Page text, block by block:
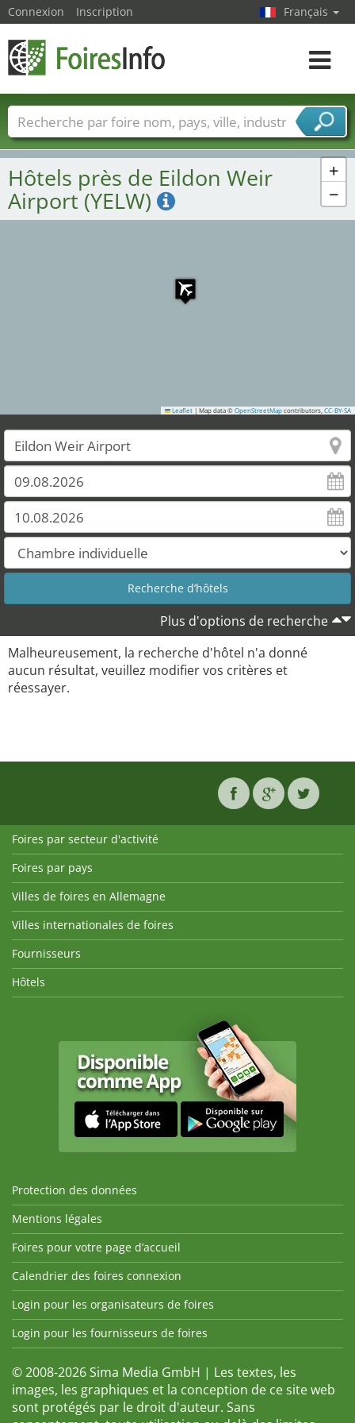
+
−
Leaflet | Map data © OpenStreetMap contributors, CC-BY-SA
Hôtels près de Eildon Weir
Airport (YELW)
Plus d'options de recherche
Malheureusement, la recherche d'hôtel n'a donné
aucun résultat, veuillez modifier vos critères et
réessayer.
Connexion Inscription Français
Toggle
Foire noms Pays Villes
Secteurs de foire
Secteurs du fournisseur de services
Foires par secteur d'activité
Foires par pays
Villes de foires en Allemagne
Villes internationales de foires
Fournisseurs
Hôtels
Protection des données
Mentions légales
Foires pour votre page d’accueil
Calendrier des foires connexion
Login pour les organisateurs de foires
Login pour les fournisseurs de foires
© 2008-2026 Sima Media GmbH | Les textes, les
images, les graphiques et la conception de ce site web
sont protégés par le droit d'auteur. Sans